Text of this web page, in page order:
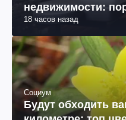
недвижимости:
18 часов назад
Социум
Будут обходить